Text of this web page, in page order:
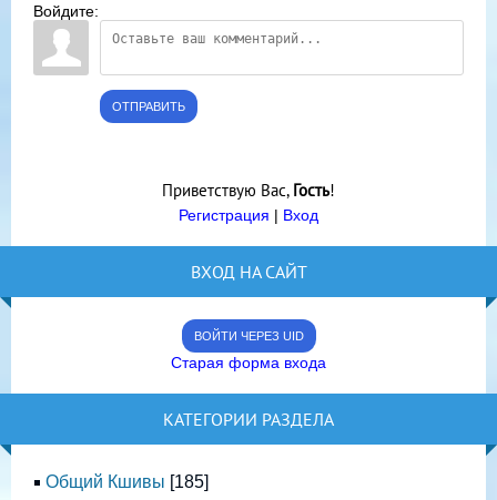
Войдите:
ОТПРАВИТЬ
Приветствую Вас, Гость!
Регистрация | Вход
ВХОД НА САЙТ
ВОЙТИ ЧЕРЕЗ UID
Старая форма входа
КАТЕГОРИИ РАЗДЕЛА
Общий Кшивы [185]